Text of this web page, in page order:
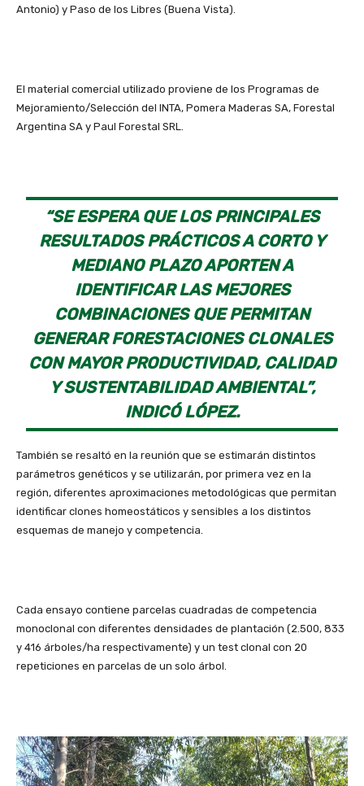
Antonio) y Paso de los Libres (Buena Vista).
El material comercial utilizado proviene de los Programas de
Mejoramiento/Selección del INTA, Pomera Maderas SA, Forestal
Argentina SA y Paul Forestal SRL.
“SE ESPERA QUE LOS PRINCIPALES
RESULTADOS PRÁCTICOS A CORTO Y
MEDIANO PLAZO APORTEN A
IDENTIFICAR LAS MEJORES
COMBINACIONES QUE PERMITAN
GENERAR FORESTACIONES CLONALES
CON MAYOR PRODUCTIVIDAD, CALIDAD
Y SUSTENTABILIDAD AMBIENTAL”,
INDICÓ LÓPEZ.
También se resaltó en la reunión que se estimarán distintos
parámetros genéticos y se utilizarán, por primera vez en la
región, diferentes aproximaciones metodológicas que permitan
identificar clones homeostáticos y sensibles a los distintos
esquemas de manejo y competencia.
Cada ensayo contiene parcelas cuadradas de competencia
monoclonal con diferentes densidades de plantación (2.500, 833
y 416 árboles/ha respectivamente) y un test clonal con 20
repeticiones en parcelas de un solo árbol.